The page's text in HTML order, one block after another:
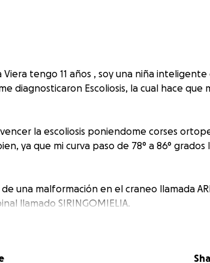
tengo 11 años , soy una niña
diagnosticaron Escoliosis, la cual hace que
la escoliosis poniendome corses
ya que mi curva paso de 78° a 86° grados
una malformación en el craneo llamada
llamado SIRINGOMIELIA.